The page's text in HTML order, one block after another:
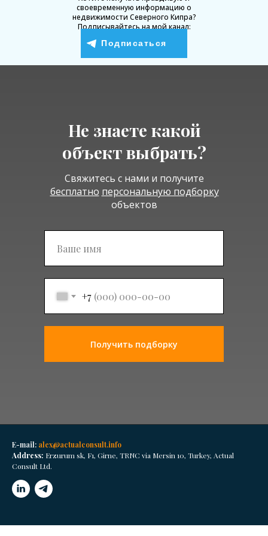
своевременную информацию о
недвижимости Северного Кипра?
Подписывайтесь на мой канал:
Подписаться
Не знаете какой
объект выбрать?
Свяжитесь с нами и получите
бесплатно персональную подборку
объектов
+7
Получить подборку
E-mail: alex@actualconsult.info
Address: Erzurum sk, F1, Girne, TRNC via Mersin 10, Turkey, Actual
Consult Ltd.